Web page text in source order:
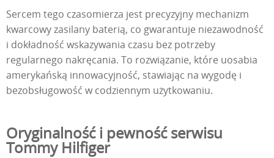
Sercem tego czasomierza jest precyzyjny mechanizm
kwarcowy zasilany baterią, co gwarantuje niezawodność
i dokładność wskazywania czasu bez potrzeby
regularnego nakręcania. To rozwiązanie, które uosabia
amerykańską innowacyjność, stawiając na wygodę i
bezobsługowość w codziennym użytkowaniu.
Oryginalność i pewność serwisu
Tommy Hilfiger